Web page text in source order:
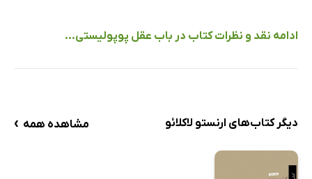
ادامه نقد و نظرات کتاب در باب عقل پوپولیستی...
دیگر کتاب‌های ارنستو لاکلائو مشاهده همه ›